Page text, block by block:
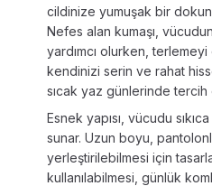
cildinize yumuşak bir
Nefes alan kumaşı,
yardımcı olurken,
kendinizi serin ve rahat
sıcak yaz günlerinde
Esnek yapısı, vücudu
sunar. Uzun boyu,
yerleştirilebilmesi için
kullanılabilmesi, günlük